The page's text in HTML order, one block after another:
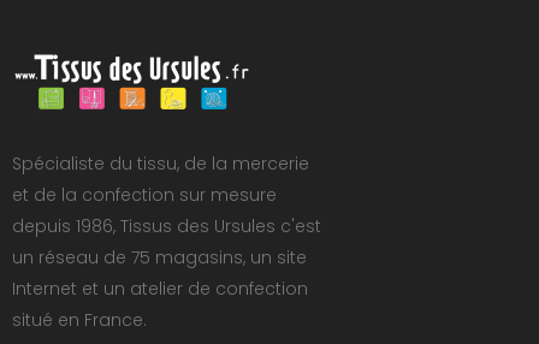
Spécialiste du tissu, de la mercerie
et de la confection sur mesure
depuis 1986, Tissus des Ursules c'est
un réseau de 75 magasins, un site
Internet et un atelier de confection
situé en France.